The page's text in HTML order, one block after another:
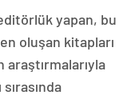
yapan, bu
oluşan kitapları